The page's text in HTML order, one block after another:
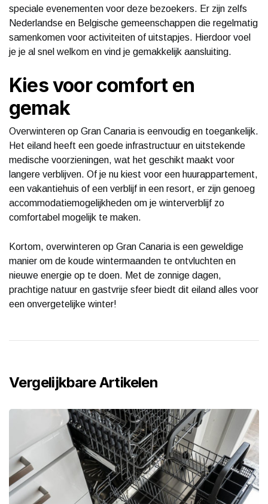
speciale evenementen voor deze bezoekers. Er zijn zelfs
Nederlandse en Belgische gemeenschappen die regelmatig
samenkomen voor activiteiten of uitstapjes. Hierdoor voel
je je al snel welkom en vind je gemakkelijk aansluiting.
Kies voor comfort en
gemak
Overwinteren op Gran Canaria is eenvoudig en toegankelijk.
Het eiland heeft een goede infrastructuur en uitstekende
medische voorzieningen, wat het geschikt maakt voor
langere verblijven. Of je nu kiest voor een huurappartement,
een vakantiehuis of een verblijf in een resort, er zijn genoeg
accommodatiemogelijkheden om je winterverblijf zo
comfortabel mogelijk te maken.
Kortom, overwinteren op Gran Canaria is een geweldige
manier om de koude wintermaanden te ontvluchten en
nieuwe energie op te doen. Met de zonnige dagen,
prachtige natuur en gastvrije sfeer biedt dit eiland alles voor
een onvergetelijke winter!
Vergelijkbare Artikelen